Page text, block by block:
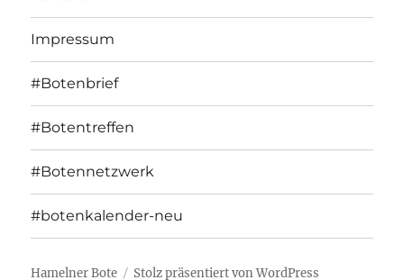
Impressum
#Botenbrief
#Botentreffen
#Botennetzwerk
#botenkalender-neu
Hamelner Bote Stolz präsentiert von WordPress